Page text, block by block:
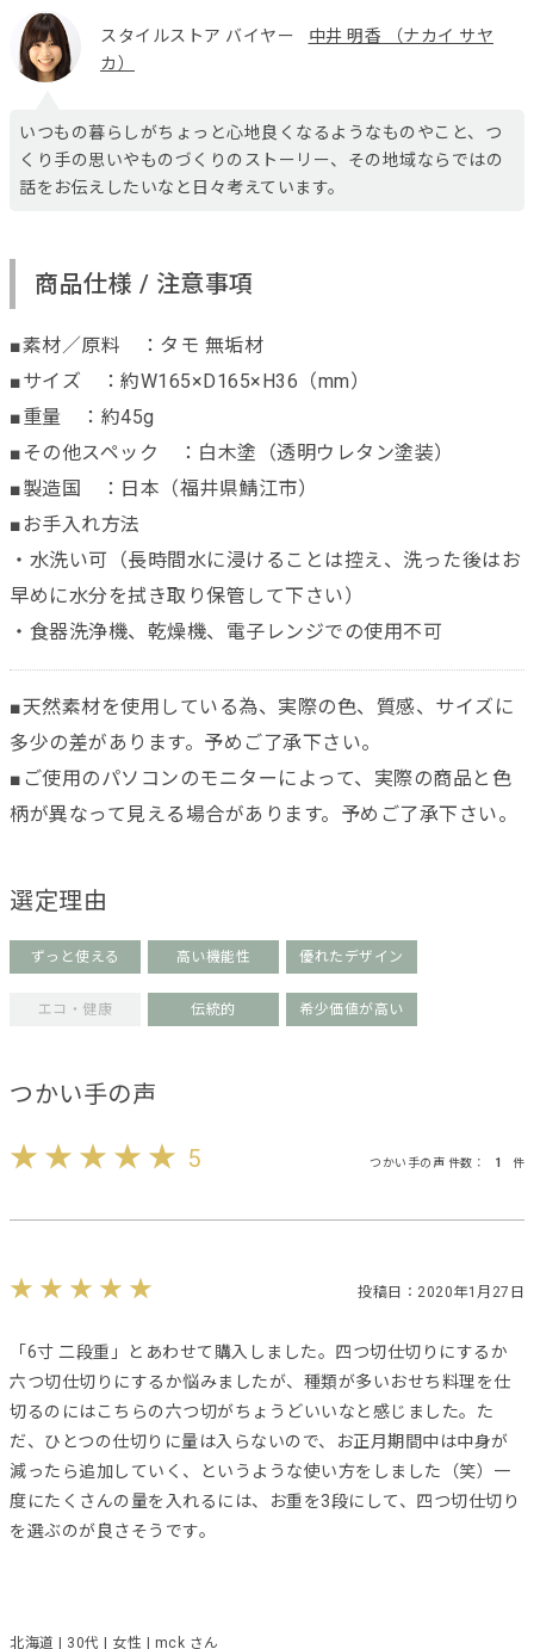
スタイルストア バイヤー
中井 明香 （ナカイ サヤ
カ）
いつもの暮らしがちょっと心地良くなるようなものやこと、つ
くり手の思いやものづくりのストーリー、その地域ならではの
話をお伝えしたいなと日々考えています。
商品仕様 / 注意事項
■素材／原料 ：タモ 無垢材
■サイズ ：約W165×D165×H36（mm）
■重量 ：約45g
■その他スペック ：白木塗（透明ウレタン塗装）
■製造国 ：日本（福井県鯖江市）
■お手入れ方法
・水洗い可（長時間水に浸けることは控え、洗った後はお
早めに水分を拭き取り保管して下さい）
・食器洗浄機、乾燥機、電子レンジでの使用不可
■天然素材を使用している為、実際の色、質感、サイズに
多少の差があります。予めご了承下さい。
■ご使用のパソコンのモニターによって、実際の商品と色
柄が異なって見える場合があります。予めご了承下さい。
選定理由
ずっと使える 高い機能性 優れたデザイン
エコ・健康 伝統的 希少価値が高い
つかい手の声
5 つかい手の声 件数： 1 件
投稿日：2020年1月27日
「6寸 二段重」とあわせて購入しました。四つ切仕切りにするか
六つ切仕切りにするか悩みましたが、種類が多いおせち料理を仕
切るのにはこちらの六つ切がちょうどいいなと感じました。た
だ、ひとつの仕切りに量は入らないので、お正月期間中は中身が
減ったら追加していく、というような使い方をしました（笑）一
度にたくさんの量を入れるには、お重を3段にして、四つ切仕切り
を選ぶのが良さそうです。
北海道 | 30代 | 女性 | mck さん